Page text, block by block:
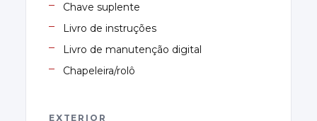
Chave suplente
Livro de instruções
Livro de manutenção digital
Chapeleira/rolô
EXTERIOR